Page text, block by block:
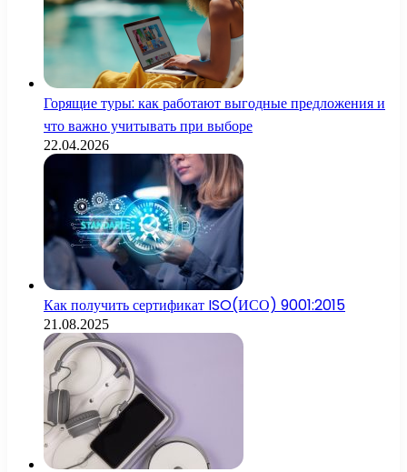
Горящие туры: как работают выгодные предложения и
что важно учитывать при выборе
22.04.2026
Как получить сертификат ISO(ИСО) 9001:2015
21.08.2025